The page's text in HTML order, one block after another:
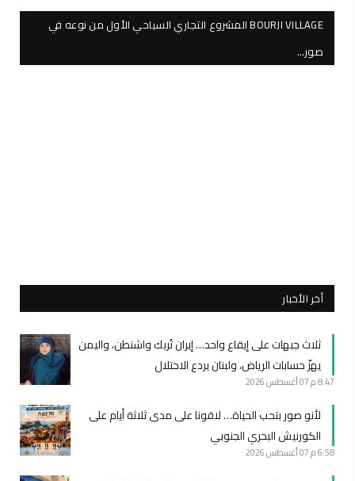
BOURJI VILLAGE المشروع التجاري السياحي الأول من نوعه في
صور…
أخر الأخبار
ثلاث جبهات على إيقاع واحد… إيران تُربك واشنطن، واليمن
يهزّ حسابات الرياض، ولبنان يردع الاحتلال
8:47 م 07 أغسطس 2026
لأنو صور بتحب الحياة… لاقونا على مدى ثلاثة أيام على
الكورنيش البحري الجنوبي
6:58 م 07 أغسطس 2026